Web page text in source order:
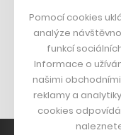
Bomma není tichá
Originální hodinky
Nábytek z betonu
Pomocí cookies
analýze
funkcí
Informace o
našimi
reklamy a
cookies